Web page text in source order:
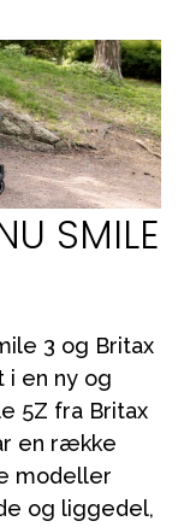
SMILE
3 og Britax
i en ny og
5Z fra Britax
en række
modeller
og liggedel,